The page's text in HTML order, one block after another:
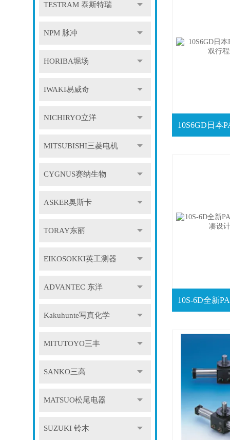
TESTRAM 泰斯特瑞
NPM 脉冲
HORIBA堀场
IWAKI易威奇
NICHIRYO立洋
MITSUBISHI三菱电机
CYGNUS赛纳生物
ASKER奥斯卡
TORAY东丽
EIKOSOKKI英工测器
ADVANTEC 东洋
Kakuhunte写真化学
MITUTOYO三丰
SANKO三高
MATSUO松尾电器
SUZUKI 铃木